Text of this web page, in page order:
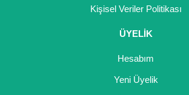
Kişisel Veriler Politikası
ÜYELİK
Hesabım
Yeni Üyelik